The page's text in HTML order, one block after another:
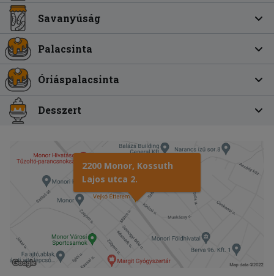
Savanyúság
Palacsinta
Óriáspalacsinta
Desszert
2200 Monor, Kossuth
Lajos utca 2.